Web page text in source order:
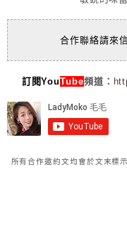
合作聯絡請來
訂閱YouTube頻道：
所有合作邀約文均會於文末標